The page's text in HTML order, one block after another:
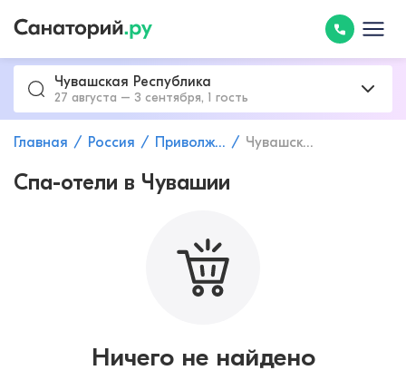
Чувашская Республика
27 августа – 3 сентября, 1 гость
Главная Россия Приволжский федеральный округ Чувашская Республика
Спа-отели в Чувашии
Ничего не найдено